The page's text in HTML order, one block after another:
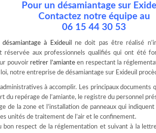
Pour un désamiantage sur
Contactez notre équipe au
06 15 44 30 53
désamiantage à Exideuil
ne doit pas être réalisé
réservée aux professionnels qualifiés qui ont été
pouvoir retirer l’amiante en respectant la
notre entreprise de désamiantage sur Exideuil
à accomplir. Les principaux
du repérage de l’amiante, le registre du personnel
de la zone et l’installation de panneaux qui indiquent
unités de traitement de l’air et le confinement.
bon respect de la réglementation et suivant à la